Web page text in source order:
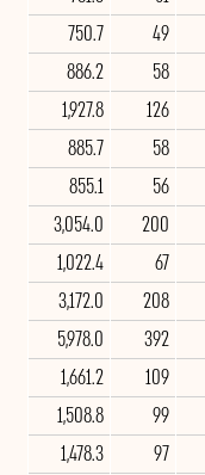
49
750.7
58
886.2
126
1,927.8
58
885.7
56
855.1
200
3,054.0
67
1,022.4
208
3,172.0
392
5,978.0
109
1,661.2
99
1,508.8
97
1,478.3